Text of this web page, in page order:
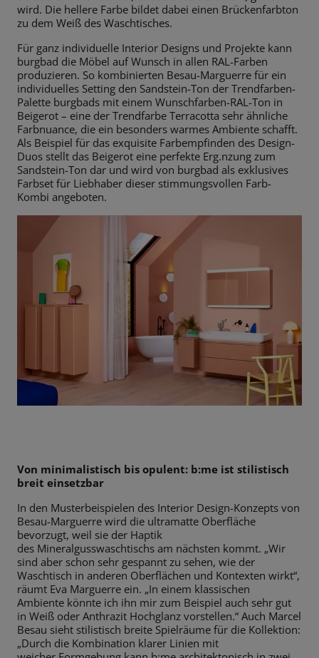
wird. Die hellere Farbe bildet dabei einen Brückenfarbton
zu dem Weiß des Waschtisches.
Für ganz individuelle Interior Designs und Projekte kann
burgbad die Möbel auf Wunsch in allen RAL-Farben
produzieren. So kombinierten Besau-Marguerre für ein
individuelles Setting den Sandstein-Ton der Trendfarben-
Palette burgbads mit einem Wunschfarben-RAL-Ton in
Beigerot – eine der Trendfarbe Terracotta sehr ähnliche
Farbnuance, die ein besonders warmes Ambiente schafft.
Als Beispiel für das exquisite Farbempfinden des Design-
Duos stellt das Beigerot eine perfekte Erg.nzung zum
Sandstein-Ton dar und wird von burgbad als exklusives
Farbset für Liebhaber dieser stimmungsvollen Farb-
Kombi angeboten.
Von minimalistisch bis opulent: b:me ist stilistisch
breit einsetzbar
In den Musterbeispielen des Interior Design-Konzepts von
Besau-Marguerre wird die ultramatte Oberfläche
bevorzugt, weil sie der Haptik
des Mineralgusswaschtischs am nächsten kommt. „Wir
sind aber schon sehr gespannt zu sehen, wie der
Waschtisch in anderen Oberflächen und Kontexten wirkt“,
räumt Eva Marguerre ein. „In einem klassischen
Ambiente könnte ich ihn mir zum Beispiel auch sehr gut
in Weiß oder Anthrazit Hochglanz vorstellen.“ Auch Marcel
Besau sieht stilistisch breite Spielräume für die Kollektion:
„Durch die Kombination klarer Linien mit